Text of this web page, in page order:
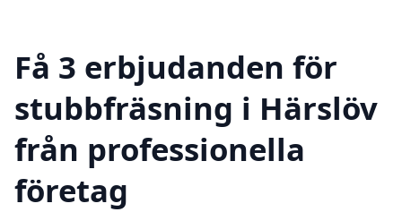
Få 3 erbjudanden för
stubbfräsning i Härslöv
från professionella
företag